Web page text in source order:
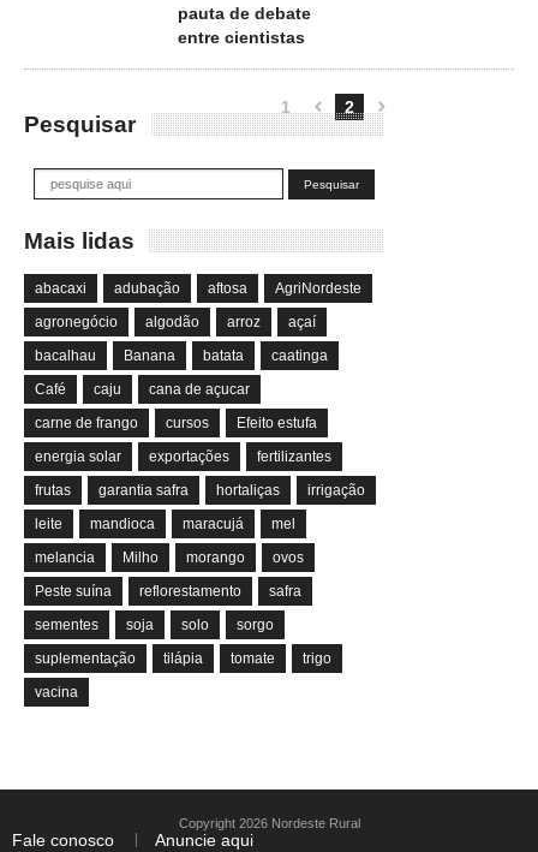
pauta de debate
entre cientistas
1  2 
Pesquisar
Mais lidas
abacaxi adubação aftosa
AgriNordeste
agronegócio
algodão arroz
açaí
bacalhau
Banana batata
caatinga
Café
caju
cana de açucar
carne de frango
cursos
Efeito estufa
energia solar
exportações
fertilizantes
frutas
garantia safra hortaliças
irrigação
leite
mandioca maracujá
mel
melancia
Milho morango
ovos
Peste suína
reflorestamento
safra
sementes
soja solo
sorgo
suplementação
tilápia tomate
trigo
vacina
Fale conosco Anuncie aqui
Copyright 2026 Nordeste Rural